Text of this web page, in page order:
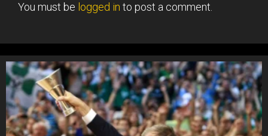
You must be logged in to post a comment.